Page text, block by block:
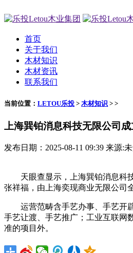
首页
关于我们
木材知识
木材资讯
联系我们
当前位置： LETOU乐投 > 木材知识 > >
上海巽铂消息科技无限公司
发布日期：2025-08-11 09:39 来源:
天眼查显示，上海巽铂消息科
张祥福，由上海奕现商业无限公司
运营范畴含手艺办事、手艺开辟
手艺让渡、手艺推广；工业互联网
准的项目外。